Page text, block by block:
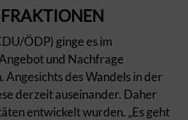
ÖDP) ginge es im
und Nachfrage
Angesichts des Wandels in der
derzeit auseinander. Daher
entwickelt wurden. „Es geht